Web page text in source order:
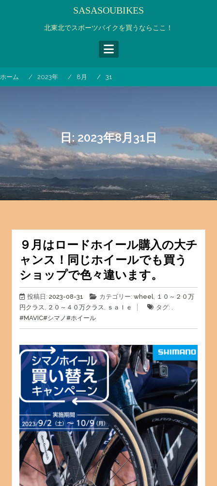
キ
SASASOUBIKES
北東北でスポーツバイクを買うならここ！
ホーム 2023年 8月 31
日:2023年8月31日
９月はロードホイール購入の大チ
ャンス！同じホイールでも買う
ショップで色々違います。
投稿日: 2023-08-31 カテゴリー: wheel, １０～２０万
円クラス, ２０～４０万クラス, ｓａｌｅ
タグ: ,
#MAVIC#シマノ#ホイール